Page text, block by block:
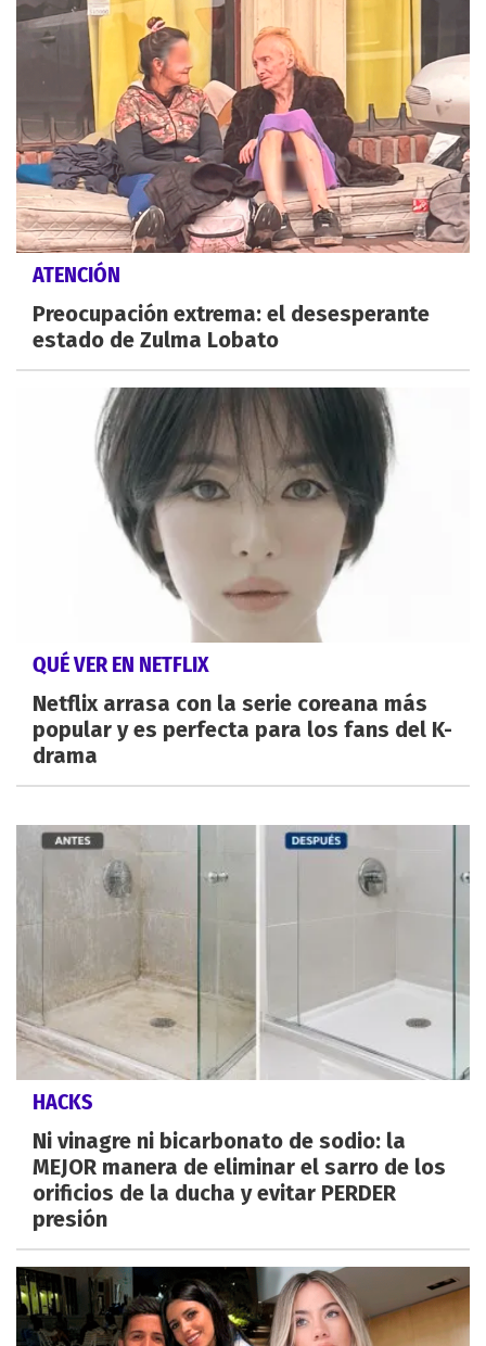
ATENCIÓN
Preocupación extrema: el desesperante
estado de Zulma Lobato
QUÉ VER EN NETFLIX
Netflix arrasa con la serie coreana más
popular y es perfecta para los fans del K-
drama
HACKS
Ni vinagre ni bicarbonato de sodio: la
MEJOR manera de eliminar el sarro de los
orificios de la ducha y evitar PERDER
presión